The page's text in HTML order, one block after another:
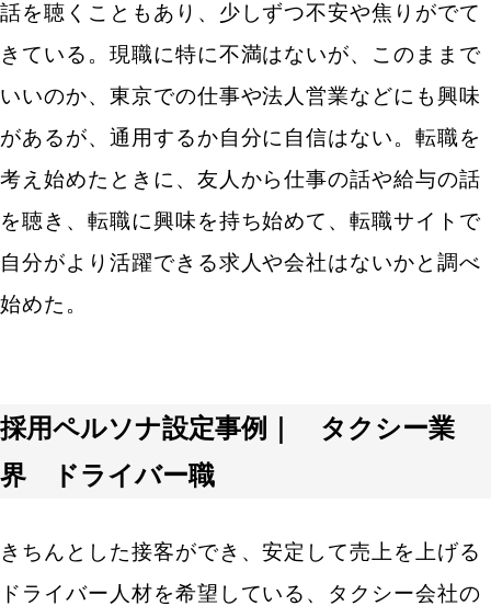
話を聴くこともあり、少しずつ不安や焦りがでて
きている。現職に特に不満はないが、このままで
いいのか、東京での仕事や法人営業などにも興味
があるが、通用するか自分に自信はない。転職を
考え始めたときに、友人から仕事の話や給与の話
を聴き、転職に興味を持ち始めて、転職サイトで
自分がより活躍できる求人や会社はないかと調べ
始めた。
採用ペルソナ設定事例｜ タクシー業
界 ドライバー職
きちんとした接客ができ、安定して売上を上げる
ドライバー人材を希望している、タクシー会社の